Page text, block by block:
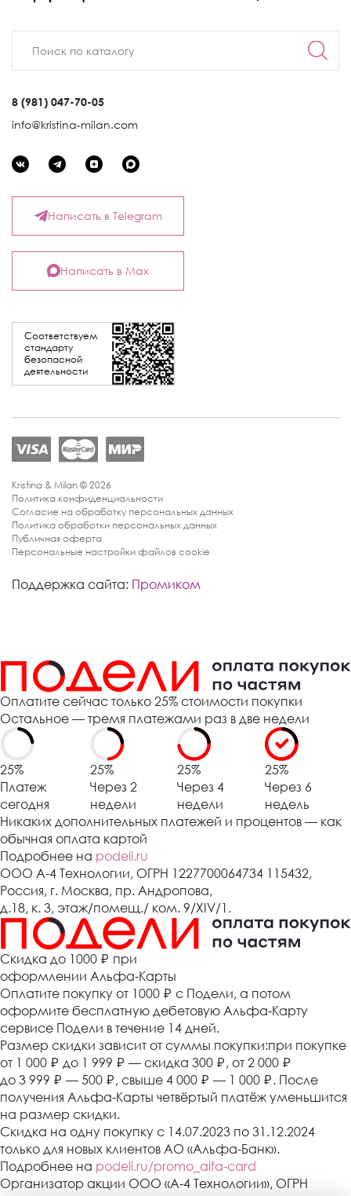
8 (981) 047-70-05
info@kristina-milan.com
Соответствуем
стандарту
безопасной
деятельности
Написать в Telegram
Написать в Max
Kristina & Milan © 2026
Политика конфиденциальности
Согласие на обработку персональных данных
Политика обработки персональных данных
Публичная оферта
Персональные настройки файлов cookie
Поддержка сайта: Промиком
Оплатите сейчас только 25% стоимости покупки
Остальное — тремя платежами раз в две недели
25%
Платеж
сегодня
25%
Через 2
недели
25%
Через 4
недели
25%
Через 6
недель
Никаких дополнительных платежей и процентов — как
обычная оплата картой
Подробнее на podeli.ru
ООО А-4 Технологии, ОГРН 1227700064734 115432,
Россия, г. Москва, пр. Андропова,
д.18, к. 3, этаж/помещ./ ком. 9/XIV/1.
Cкидка до 1000 ₽ при
оформлении Альфа-Карты
Оплатите покупку от 1000 ₽ с Подели, а потом
оформите бесплатную дебетовую Альфа-Карту
сервисе Подели в течение 14 дней.
Размер скидки зависит от суммы покупки:при покупке
от 1 000 ₽ до 1 999 ₽ — скидка 300 ₽ , от 2 000 ₽
до 3 999 ₽ — 500 ₽ , свыше 4 000 ₽ — 1 000 ₽. После
получения Альфа-Карты четвёртый платёж уменьшится
на размер скидки.
Скидка на одну покупку с 14.07.2023 по 31.12.2024
только для новых клиентов АО «Альфа-Банк».
Подробнее на podeli.ru/promo_alfa-card
Организатор акции ООО «А-4 Технологии», ОГРН